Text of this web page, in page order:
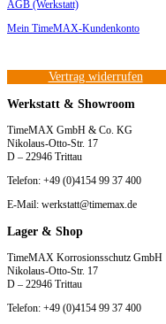
AGB (Werkstatt)
Mein TimeMAX-Kundenkonto
Vertrag widerrufen
Werkstatt & Showroom
TimeMAX GmbH & Co. KG
Nikolaus-Otto-Str. 17
D – 22946 Trittau
Telefon: +49 (0)4154 99 37 400
E-Mail: werkstatt@timemax.de
Lager & Shop
TimeMAX Korrosionsschutz GmbH
Nikolaus-Otto-Str. 17
D – 22946 Trittau
Telefon: +49 (0)4154 99 37 400